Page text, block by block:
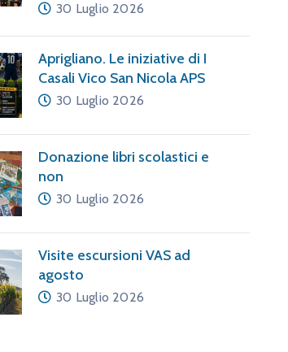
30 Luglio 2026
Aprigliano. Le iniziative di I
Casali Vico San Nicola APS
30 Luglio 2026
Donazione libri scolastici e
non
30 Luglio 2026
Visite escursioni VAS ad
agosto
30 Luglio 2026